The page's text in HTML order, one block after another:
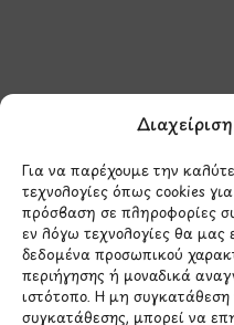
Για να παρέχουμε την
τεχνολογίες όπως cookies
πρόσβαση σε πληροφορίες
εν λόγω τεχνολογίες θα μας
δεδομένα προσωπικού
περιήγησης ή μοναδικά
ιστότοπο. Η μη
συγκατάθεσης, μπορεί να
Έχω